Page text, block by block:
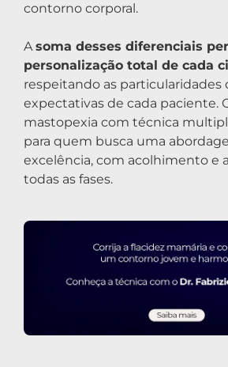
contorno corporal.
Asoma desses diferenciais
personalização total de cada
respeitando as particularidades
expectativas de cada paciente.
mastopexia com técnica
para quem busca uma
excelência, com acolhimento e
todas as fases.